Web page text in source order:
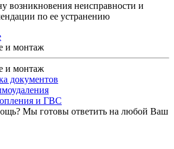
возникновения неисправности и
по ее устранению
и монтаж
и монтаж
документов
и ГВС
Мы готовы ответить на любой Ваш